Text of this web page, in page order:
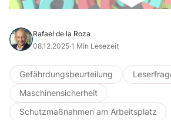
Rafael de la Roza
08.12.2025·1 Min Lesezeit
Gefährdungsbeurteilung
Maschinensicherheit
Schutzmaßnahmen am Arbeitsplatz